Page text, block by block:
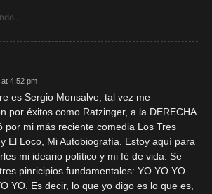
4:52 pm
es Sergio Monsalve, tal vez me
por éxitos como Ratzinger, a la DERECHA
por mi más reciente comedia Los Tres
El Loco, Mi Autobiografía. Estoy aquí para
mi ideario político y mi fé de vida. Se
pinricipios fundamentales: YO YO YO
YO. Es decir, lo que yo digo es lo que es,